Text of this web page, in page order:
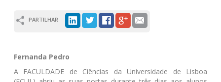
PARTILHAR
Fernanda Pedro
A FACULDADE de Ciências da Universidade de Lisboa